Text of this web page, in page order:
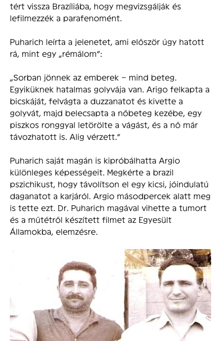
tért vissza Brazíliába, hogy megvizsgálják és
lefilmezzék a parafenomént.
Puharich leírta a jelenetet, ami először úgy hatott
rá, mint egy „rémálom”:
„Sorban jönnek az emberek – mind beteg.
Egyiküknek hatalmas golyvája van. Arigo felkapta a
bicskáját, felvágta a duzzanatot és kivette a
golyvát, majd belecsapta a nőbeteg kezébe, egy
piszkos ronggyal letörölte a vágást, és a nő már
távozhatott is. Alig vérzett.”
Puharich saját magán is kipróbálhatta Argio
különleges képességeit. Megkérte a brazil
pszichikust, hogy távolítson el egy kicsi, jóindulatú
daganatot a karjáról. Argio másodpercek alatt meg
is tette ezt. Dr. Puharich magával vihette a tumort
és a műtétről készített filmet az Egyesült
Államokba, elemzésre.